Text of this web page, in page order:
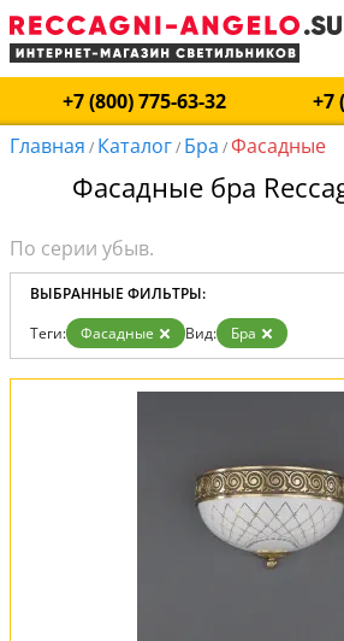
+7 (800) 775-63-32
+7
Главная / Каталог/ Бра /Фасадные
Фасадные бра
ВЫБРАННЫЕ ФИЛЬТРЫ:
Теги: Фасадные Вид: Бра